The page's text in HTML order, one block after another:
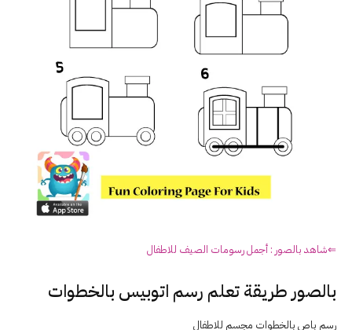
⇐شاهد بالصور : أجمل رسومات الصيف للاطفال
بالصور طريقة تعلم رسم اتوبيس بالخطوات
رسم باص بالخطوات مجسم للاطفال